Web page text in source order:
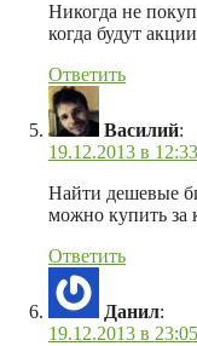
Никогда не
когда будут акции
Ответить
Василий:
19.12.2013 в 12:33
Найти дешевые
можно купить за
Ответить
Данил:
19.12.2013 в 23:05